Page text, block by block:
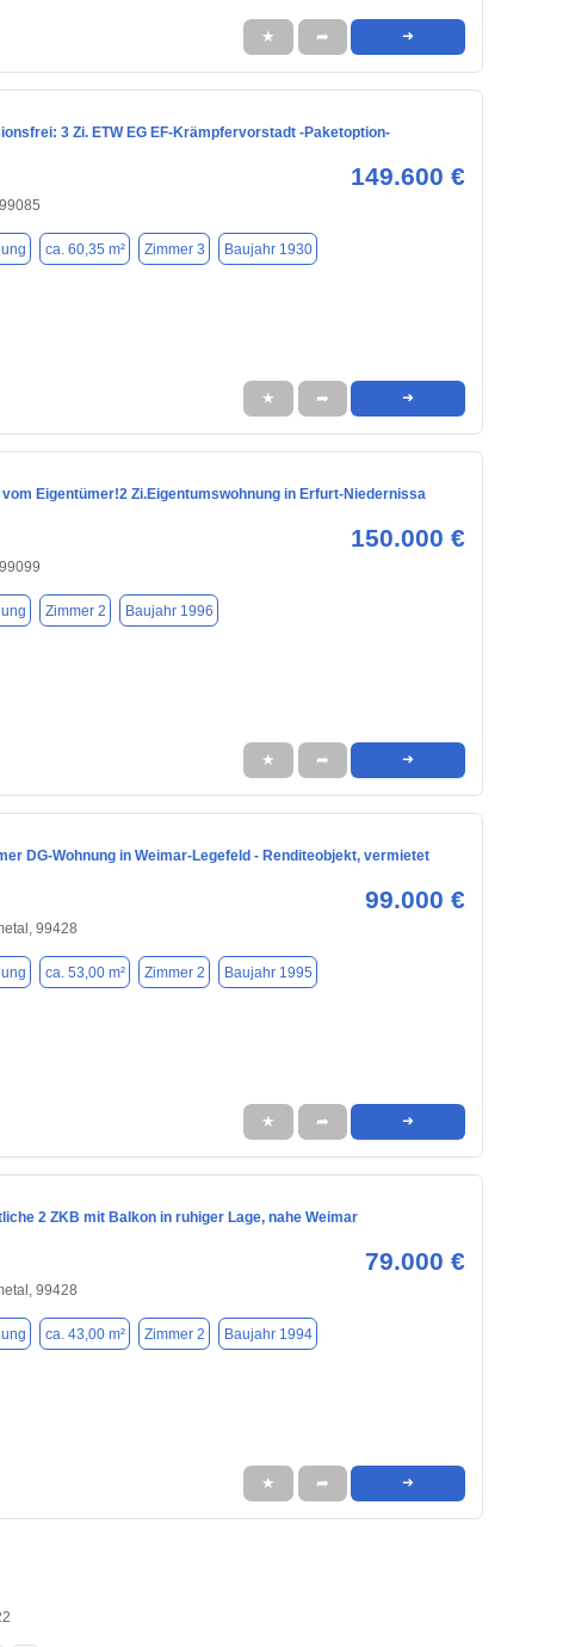
★ ➦ ➜
3 Zi. ETW EG EF-Krämpfervorstadt -Paketoption-
149.600 €
ca. 60,35 m² Zimmer 3 Baujahr 1930
★ ➦ ➜
Eigentümer!2 Zi.Eigentumswohnung in Erfurt-Niedernissa
150.000 €
Zimmer 2 Baujahr 1996
★ ➦ ➜
DG-Wohnung in Weimar-Legefeld - Renditeobjekt, vermietet
99.000 €
99428
ca. 53,00 m² Zimmer 2 Baujahr 1995
★ ➦ ➜
2 ZKB mit Balkon in ruhiger Lage, nahe Weimar
79.000 €
99428
ca. 43,00 m² Zimmer 2 Baujahr 1994
★ ➦ ➜